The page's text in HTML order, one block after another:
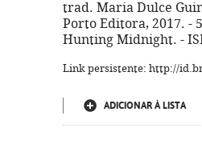
trad. Maria Dulce
Porto Editora, 2017. -
Hunting Midnight. -
Link persistente: http://
ADICIONAR À LISTA